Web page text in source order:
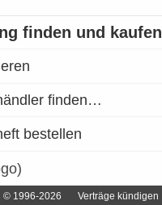
finden und kaufen
finden…
bestellen
© 1996-2026 Verträge kündigen